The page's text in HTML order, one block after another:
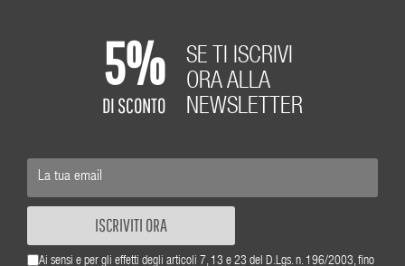
5%
DI SCONTO
SE TI ISCRIVI
ORA ALLA
NEWSLETTER
ISCRIVITI ORA
Ai sensi e per gli effetti degli articoli 7, 13 e 23 del D.Lgs. n. 196/2003, fino